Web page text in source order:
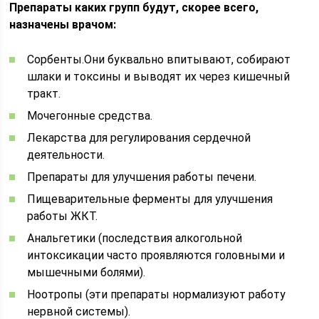
Препараты каких групп будут, скорее всего,
назначены врачом:
Сорбенты.Они буквально впитывают, собирают
шлаки и токсины и выводят их через кишечный
тракт.
Мочегонные средства.
Лекарства для регулирования сердечной
деятельности.
Препараты для улучшения работы печени.
Пищеварительные ферменты для улучшения
работы ЖКТ.
Анальгетики (последствия алкогольной
интоксикации часто проявляются головными и
мышечными болями).
Ноотропы (эти препараты нормализуют работу
нервной системы).